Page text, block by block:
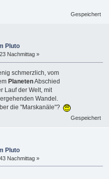
Gespeichert
Pluto
Nachmittag »
schmerzlich, vom
PlanetenAbschied
Lauf der Welt, mit
Wandel.
die "Marskanäle"?
Gespeichert
Pluto
Nachmittag »